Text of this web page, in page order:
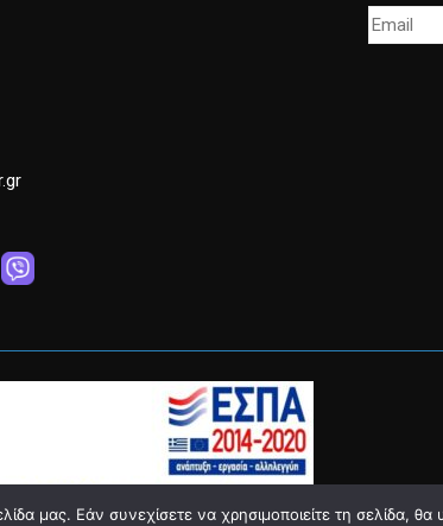
μας. Εάν συνεχίσετε να χρησιμοποιείτε τη σελίδα,